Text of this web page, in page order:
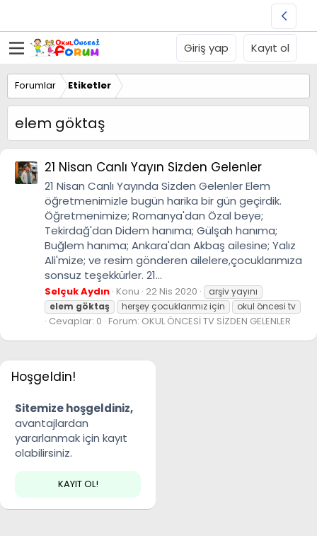
Giriş yap Kayıt ol
Forumlar Etiketler
elem göktaş
21 Nisan Canlı Yayın Sizden Gelenler
21 Nisan Canlı Yayında Sizden Gelenler Elem
öğretmenimizle bugün harika bir gün geçirdik.
Öğretmenimize; Romanya'dan Özal beye;
Tekirdağ'dan Didem hanıma; Gülşah hanıma;
Buğlem hanıma; Ankara'dan Akbaş ailesine; Yalız
Ali'mize; ve resim gönderen ailelere,çocuklarımıza
sonsuz teşekkürler. 21...
Selçuk Aydın Konu 22 Nis 2020
arşiv yayını
elem göktaş herşey çocuklarımız için okul öncesi tv
Cevaplar: 0 Forum: OKUL ÖNCESİ TV SİZDEN GELENLER
Hoşgeldin!
Sitemize hoşgeldiniz,
avantajlardan
yararlanmak için kayıt
olabilirsiniz.
KAYIT OL!